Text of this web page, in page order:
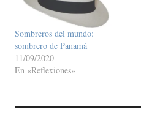
Sombreros del mundo:
sombrero de Panamá
11/09/2020
En «Reflexiones»